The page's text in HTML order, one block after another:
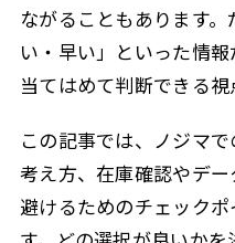
ながることもあります
い・早い」といった情
当てはめて判断できる視
この記事では、ノジマ
考え方、在庫確認やデ
避けるためのチェック